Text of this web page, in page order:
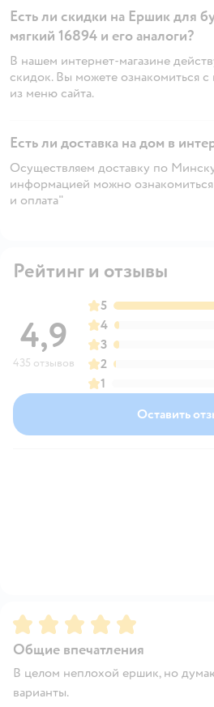
Есть ли скидки на Ершик для
мягкий 16894 и его аналоги?
В нашем интернет-магазине
скидок. Вы можете ознакомиться
из меню сайта.
Есть ли доставка на дом в
Осуществляем доставку по
информацией можно
и оплата"
Рейтинг и отзывы
4,9
435 отзывов
5
4
3
2
1
Оставить
Рейтинг:5
Общие впечатления
В целом неплохой ершик, но
варианты.